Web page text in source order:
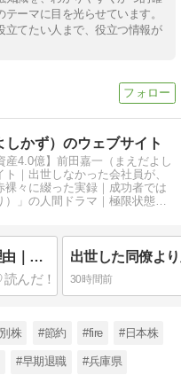
ーマに目を光らせています。
立てたい人まで、役立つ情報が
かず）のウェブサイト
産4.0億】前田嘉一（まえだよし
｜出世しなかった会社員が、
々に綴った実録｜成功者では
）」の人間ドラマ｜極限状態で
出世した同僚より豊かになれた理由｜豊かさの定義の変化【後編】
30時間前
株 #節約 #fire #日本株
#早期退職 #兵庫県